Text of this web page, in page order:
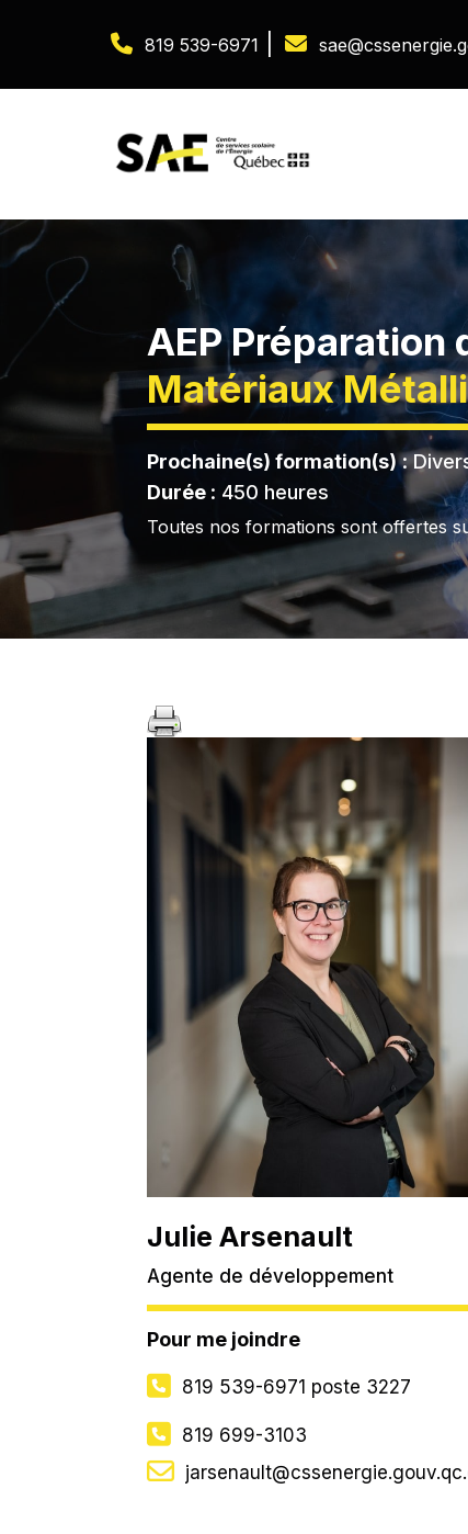
819 539-6971
AEP Préparation
Matériaux
Prochaine(s) formation(s):
Durée : 450 heures
Toutes nos formations sont offertes
Julie Arsenault
Agente de développement
Pour me joindre
819 539-6971 poste 3227
819 699-3103